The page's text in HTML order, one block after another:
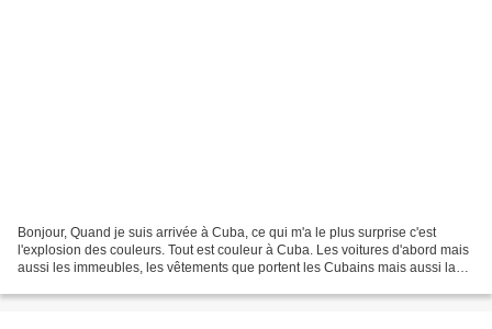
Bonjour, Quand je suis arrivée à Cuba, ce qui m'a le plus surprise c'est
l'explosion des couleurs. Tout est couleur à Cuba. Les voitures d'abord mais
aussi les immeubles, les vêtements que portent les Cubains mais aussi la